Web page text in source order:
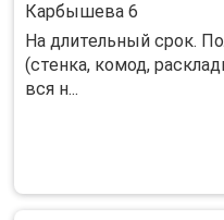
Карбышева 6
На длительный срок.
(стенка, комод,
вся н...